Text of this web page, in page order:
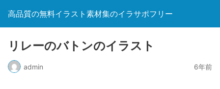
高品質の無料イラスト素材集のイラサポフリー
リレーのバトンのイラスト
admin 6年前